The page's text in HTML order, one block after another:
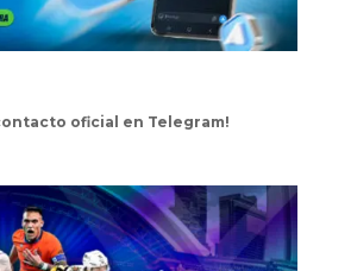
oficial en Telegram!